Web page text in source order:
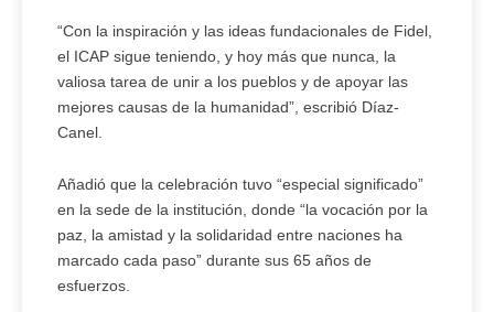
“Con la inspiración y las ideas fundacionales de Fidel,
el ICAP sigue teniendo, y hoy más que nunca, la
valiosa tarea de unir a los pueblos y de apoyar las
mejores causas de la humanidad”, escribió Díaz-
Canel.
Añadió que la celebración tuvo “especial significado”
en la sede de la institución, donde “la vocación por la
paz, la amistad y la solidaridad entre naciones ha
marcado cada paso” durante sus 65 años de
esfuerzos.